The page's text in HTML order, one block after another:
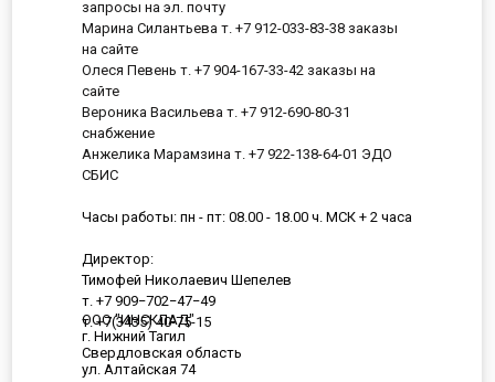
ООО "ИНСКЛАД"
г. Нижний Тагил
Свердловская область
ул. Алтайская 74
запросы на эл. почту
Марина Силантьева т. +7 912-033-83-38 заказы
на сайте
Олеся Певень т. +7 904-167-33-42 заказы на
сайте
Вероника Васильева т. +7 912-690-80-31
снабжение
Анжелика Марамзина т. +7 922-138-64-01 ЭДО
СБИС
Часы работы: пн - пт: 08.00 - 18.00 ч. МСК + 2 часа
Директор:
Тимофей Николаевич Шепелев
т. +7 909−702−47−49
т. +7(3435) 40-75-15